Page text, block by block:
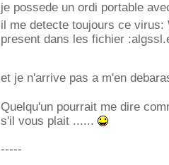
je possede un ordi portable
il me detecte toujours ce virus:
present dans les fichier
et je n'arrive pas a m'en
Quelqu'un pourrait me dire
s'il vous plait ......
-----